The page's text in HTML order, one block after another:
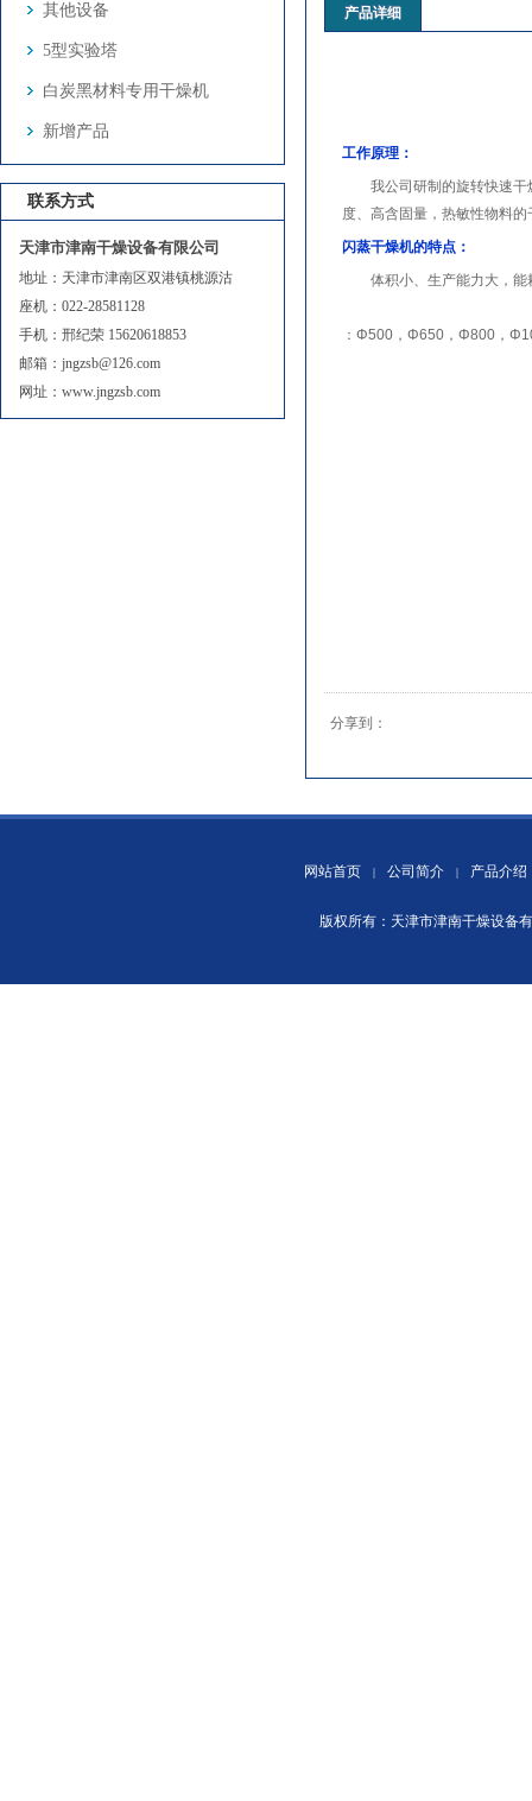
其他设备
5型实验塔
白炭黑材料专用干燥机
新增产品
联系方式
天津市津南干燥设备有限公司
地址：天津市津南区双港镇桃源沽
座机：022-28581128
手机：邢纪荣 15620618853
邮箱：jngzsb@126.com
网址：www.jngzsb.com
产品详细
工作原理：
我公司研制的旋转快速干燥
度、高含固量，热敏性物料的
闪蒸干燥机的特点：
体积小、生产能力大，能
：Φ500，Φ650，Φ800，
分享到：
闪蒸干燥机的安装现场
网站首页 | 公司简介 | 产品介绍
版权所有：天津市津南干燥设